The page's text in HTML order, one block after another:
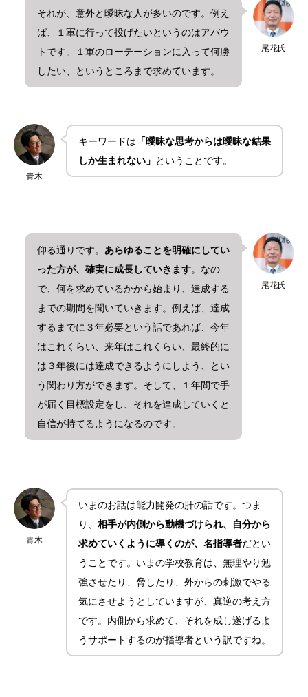
尾花氏
それが、意外と曖昧な人が多いのです。例え
ば、１軍に行って投げたいというのはアバウ
トです。１軍のローテーションに入って何勝
したい、というところまで求めています。
青木
キーワードは 「曖昧な思考からは曖昧な結果
しか生まれない」 ということです。
尾花氏
仰る通りです。 あらゆることを明確にしてい
った方が、確実に成長していきます。なの
で、何を求めているかから始まり、達成する
までの期間を聞いていきます。例えば、達成
するまでに３年必要という話であれば、今年
はこれくらい、来年はこれくらい、最終的に
は３年後には達成できるようにしよう、とい
う関わり方ができます。そして、１年間で手
が届く目標設定をし、それを達成していくと
自信が持てるようになるのです。
青木
いまのお話は能力開発の肝の話です。つま
り、 相手が内側から動機づけられ、自分から
求めていくように導くのが、名指導者だとい
うことです。いまの学校教育は、無理やり勉
強させたり、脅したり、外からの刺激でやる
気にさせようとしていますが、真逆の考え方
です。内側から求めて、それを成し遂げるよ
うサポートするのが指導者という訳ですね。